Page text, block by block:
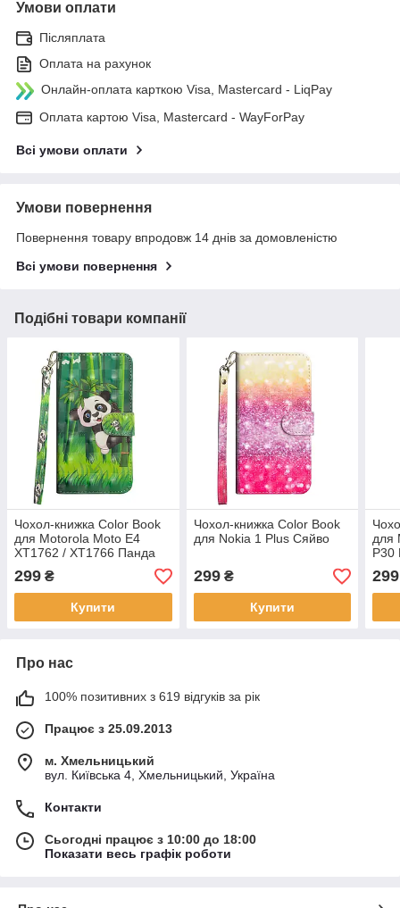
Умови оплати
Післяплата
Оплата на рахунок
Онлайн-оплата карткою Visa, Mastercard - LiqPay
Оплата картою Visa, Mastercard - WayForPay
Всі умови оплати
Умови повернення
Повернення товару впродовж 14 днів за домовленістю
Всі умови повернення
Подібні товари компанії
Чохол-книжка Color Book
для Motorola Moto E4
XT1762 / XT1766 Панда
299 ₴
Купити
Чохол-книжка Color Book
для Nokia 1 Plus Сяйво
299₴
Купити
для
P30
299
Про нас
100% позитивних з 619 відгуків за рік
Працює з 25.09.2013
м. Хмельницький
вул. Київська 4, Хмельницький, Україна
Контакти
Сьогодні працює з 10:00 до 18:00
Показати весь графік роботи